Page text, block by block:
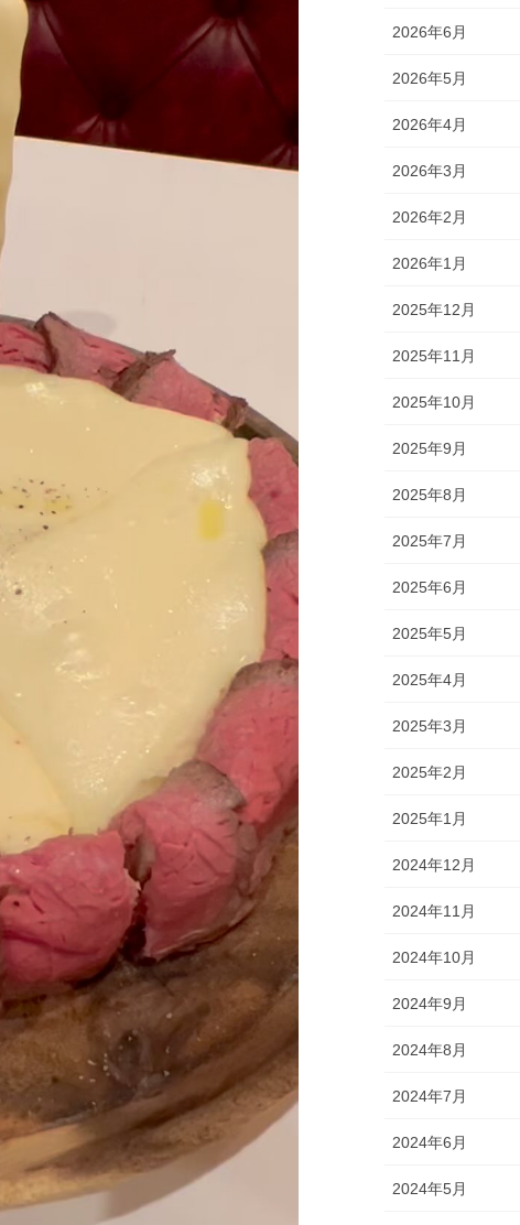
2026年6月
2026年5月
2026年4月
2026年3月
2026年2月
2026年1月
2025年12月
2025年11月
2025年10月
2025年9月
2025年8月
2025年7月
2025年6月
2025年5月
2025年4月
2025年3月
2025年2月
2025年1月
2024年12月
2024年11月
2024年10月
2024年9月
2024年8月
2024年7月
2024年6月
2024年5月